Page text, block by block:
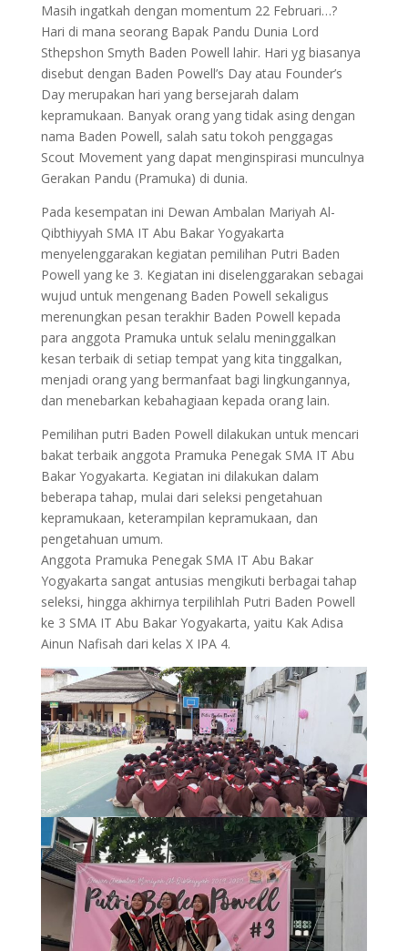
Masih ingatkah dengan momentum 22 Februari…?
Hari di mana seorang Bapak Pandu Dunia Lord
Sthepshon Smyth Baden Powell lahir. Hari yg biasanya
disebut dengan Baden Powell’s Day atau Founder’s
Day merupakan hari yang bersejarah dalam
kepramukaan. Banyak orang yang tidak asing dengan
nama Baden Powell, salah satu tokoh penggagas
Scout Movement yang dapat menginspirasi munculnya
Gerakan Pandu (Pramuka) di dunia.
Pada kesempatan ini Dewan Ambalan Mariyah Al-
Qibthiyyah SMA IT Abu Bakar Yogyakarta
menyelenggarakan kegiatan pemilihan Putri Baden
Powell yang ke 3. Kegiatan ini diselenggarakan sebagai
wujud untuk mengenang Baden Powell sekaligus
merenungkan pesan terakhir Baden Powell kepada
para anggota Pramuka untuk selalu meninggalkan
kesan terbaik di setiap tempat yang kita tinggalkan,
menjadi orang yang bermanfaat bagi lingkungannya,
dan menebarkan kebahagiaan kepada orang lain.
Pemilihan putri Baden Powell dilakukan untuk mencari
bakat terbaik anggota Pramuka Penegak SMA IT Abu
Bakar Yogyakarta. Kegiatan ini dilakukan dalam
beberapa tahap, mulai dari seleksi pengetahuan
kepramukaan, keterampilan kepramukaan, dan
pengetahuan umum.
Anggota Pramuka Penegak SMA IT Abu Bakar
Yogyakarta sangat antusias mengikuti berbagai tahap
seleksi, hingga akhirnya terpilihlah Putri Baden Powell
ke 3 SMA IT Abu Bakar Yogyakarta, yaitu Kak Adisa
Ainun Nafisah dari kelas X IPA 4.